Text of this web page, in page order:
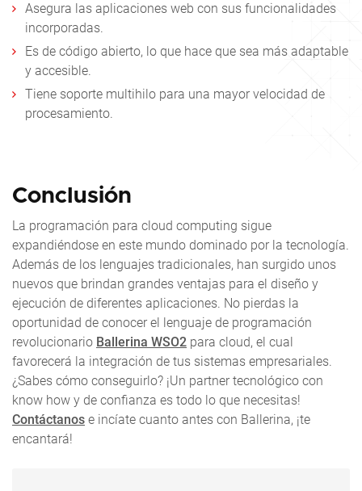
Asegura las aplicaciones web con sus funcionalidades
incorporadas.
Es de código abierto, lo que hace que sea más adaptable
y accesible.
Tiene soporte multihilo para una mayor velocidad de
procesamiento.
Conclusión
La programación para cloud computing sigue
expandiéndose en este mundo dominado por la tecnología.
Además de los lenguajes tradicionales, han surgido unos
nuevos que brindan grandes ventajas para el diseño y
ejecución de diferentes aplicaciones. No pierdas la
oportunidad de conocer el lenguaje de programación
revolucionario Ballerina WSO2 para cloud, el cual
favorecerá la integración de tus sistemas empresariales.
¿Sabes cómo conseguirlo? ¡Un partner tecnológico con
know how y de confianza es todo lo que necesitas!
Contáctanos e incíate cuanto antes con Ballerina, ¡te
encantará!